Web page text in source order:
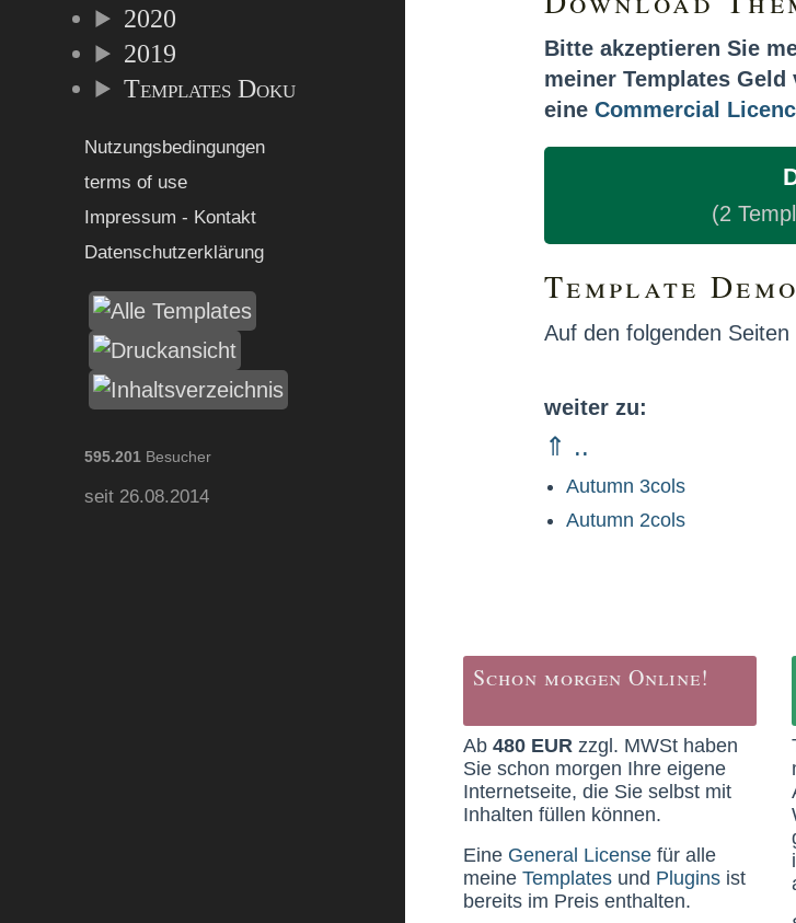
Bitte akzeptieren Sie
meiner Templates
eine Commercial
(2
Template
Auf den folgenden
weiter zu:
⇑ ..
Autumn 3cols
Autumn 2cols
Schon morgen Online!
Ab 480 EURzzgl. MWSt haben
Sie schon morgen Ihre eigene
Internetseite, die Sie selbst mit
Inhalten füllen können.
Eine General Licensefür alle
meine Templatesund Pluginsist
bereits im Preis enthalten.
2020
2019
Templates Doku
Nutzungsbedingungen
terms of use
Impressum - Kontakt
Datenschutzerklärung
595.201 Besucher
seit 26.08.2014